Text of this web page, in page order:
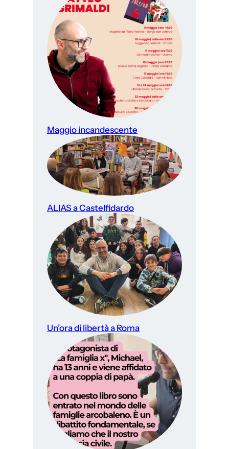
Maggio incandescente
ALIAS a Castelfidardo
Un’ora di libertà a Roma